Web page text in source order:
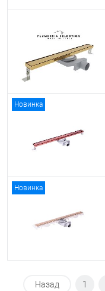
Новинка
Новинка
Назад 1